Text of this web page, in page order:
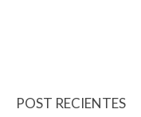
POST RECIENTES